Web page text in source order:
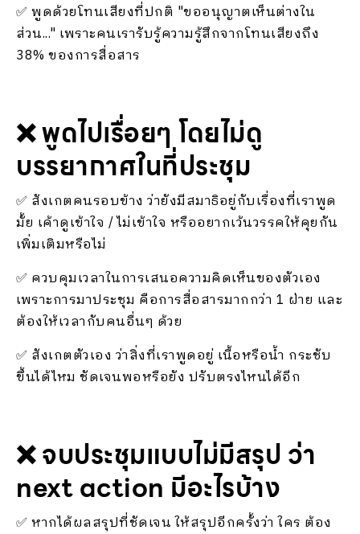
✅ พูดด้วยโทนเสียงที่ปกติ "ขออนุญาตเห็นต่างใน
ส่วน..." เพราะคนเรารับรู้ความรู้สึกจากโทนเสียงถึง
38% ของการสื่อสาร
❌ พูดไปเรื่อยๆ โดยไม่ดู
บรรยากาศในที่ประชุม
✅ สังเกตคนรอบข้าง ว่ายังมีสมาธิอยู่กับเรื่องที่เราพูด
มั้ย เค้าดูเข้าใจ / ไม่เข้าใจ หรืออยากเว้นวรรคให้คุยกัน
เพิ่มเติมหรือไม่
✅ ควบคุมเวลาในการเสนอความคิดเห็นของตัวเอง
เพราะการมาประชุม คือการสื่อสารมากกว่า 1 ฝ่าย และ
ต้องให้เวลากับคนอื่นๆ ด้วย
✅ สังเกตตัวเอง ว่าสิ่งที่เราพูดอยู่ เนื้อหรือน้ำ กระชับ
ขึ้นได้ไหม ชัดเจนพอหรือยัง ปรับตรงไหนได้อีก
❌ จบประชุมแบบไม่มีสรุป ว่า
next action มีอะไรบ้าง
✅ หากได้ผลสรุปที่ชัดเจน ให้สรุปอีกครั้งว่า ใคร ต้อง